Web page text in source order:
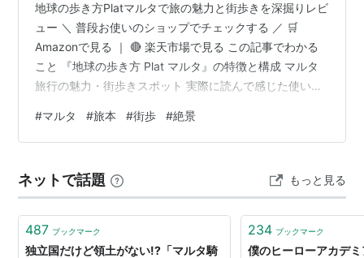
地球の歩き方Platマルタで旅の魅力と街歩きを深掘りレビ
ュー ＼ 普段お使いのショップでチェックする ／ 🛒
Amazonで見る ｜ 🔴 楽天市場で見る この記事でわかる
こと 『地球の歩き方 Plat マルタ』の特徴と構成 マルタ
旅行の魅力・街歩きスポット 実際に読んで感じた使いや
旅行者に向いているガイドブックなのか 商品概要 『地球
の歩き方 Plat マルタ』は、地球の歩き方シリーズの中で
ズ”のマルタ版です。地中海の美しい島国マルタを、観
光・グルメ・ショッピング・絶景スポットなどの視…
#マルタ #旅本 #街歩 #絶景
ネットで話題 もっと見る
487 ブックマーク
独立国だけど領土がない!?「マルタ騎
234 ブックマーク
僕のヒーローアカデ